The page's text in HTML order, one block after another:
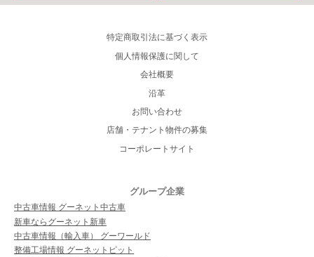
特定商取引法に基づく表示
個人情報保護に関して
会社概要
沿革
お問い合わせ
店舗・テナント物件の募集
コーポレートサイト
グループ企業
中古車情報 グーネット中古車
新車ならグーネット新車
中古車情報（輸入車） グーワールド
整備工場情報 グーネットピット